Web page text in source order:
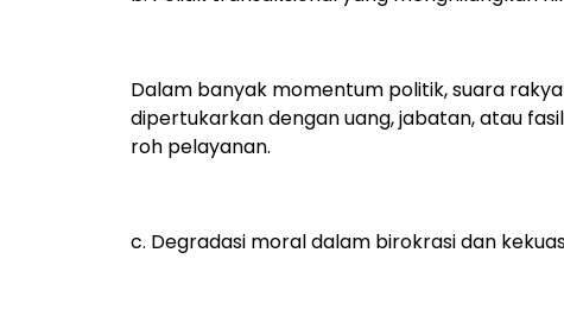
Dalam banyak momentum politik, suara
dipertukarkan dengan uang, jabatan, atau
roh pelayanan.
c. Degradasi moral dalam birokrasi dan